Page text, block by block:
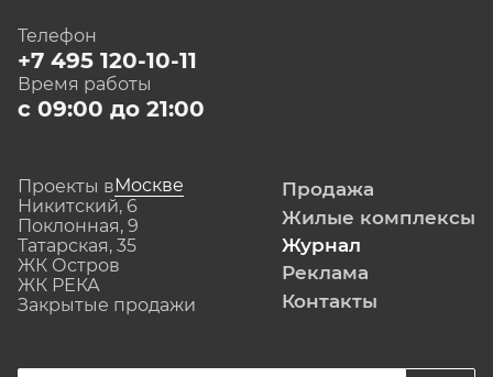
Телефон
+7 495 120-10-11
Время работы
с 09:00 до 21:00
Проекты вМоскве
Никитский, 6
Поклонная, 9
Татарская, 35
ЖК Остров
ЖК РЕКА
Закрытые продажи
Продажа
Жилые комплексы
Журнал
Реклама
Контакты